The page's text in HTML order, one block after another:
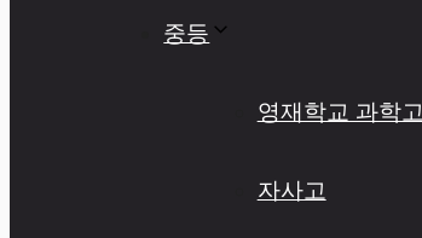
중등
영재학교 과학고
자사고